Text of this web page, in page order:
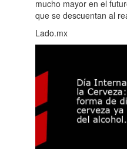
mucho mayor en el
que se descuentan al
Lado.mx